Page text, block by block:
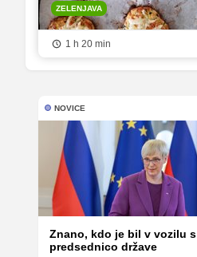
ZELENJAVA
1 h 20 min
NOVICE
Znano, kdo je bil v vozilu s
predsednico države